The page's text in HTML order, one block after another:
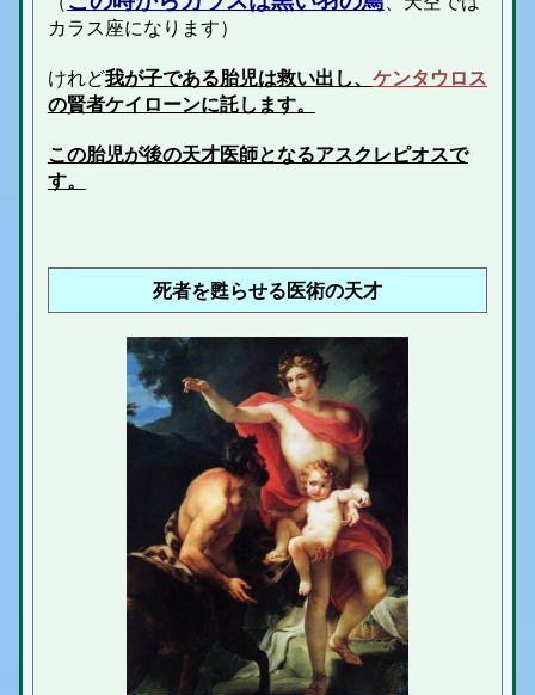
カラス座になります）
けれど我が子である胎児は救い出し、 ケンタウロス
の賢者ケイローンに託します。
この胎児が後の天才医師となるアスクレピオスで
す。
死者を甦らせる医術の天才